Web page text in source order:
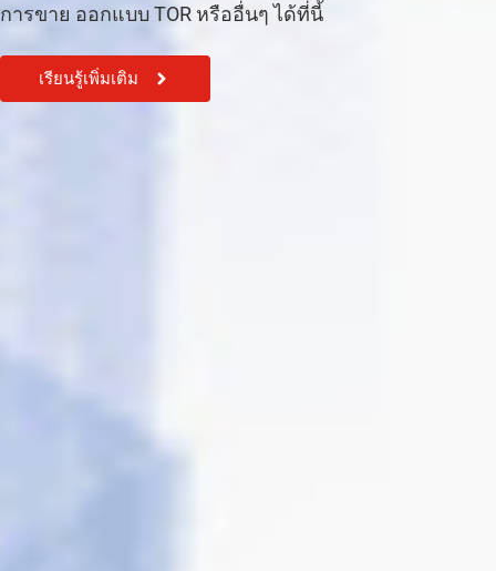
การขาย ออกแบบ TOR หรืออื่นๆ ได้ที่นี้
เรียนรู้เพิ่มเติม